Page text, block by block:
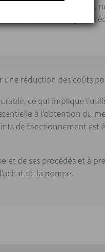
nettoyage plus efficace,
chimiques, d’énergie et
réduction des coûts
ce qui implique
à l’obtention du
de fonctionnement est
et de ses procédés et à
de la pompe.